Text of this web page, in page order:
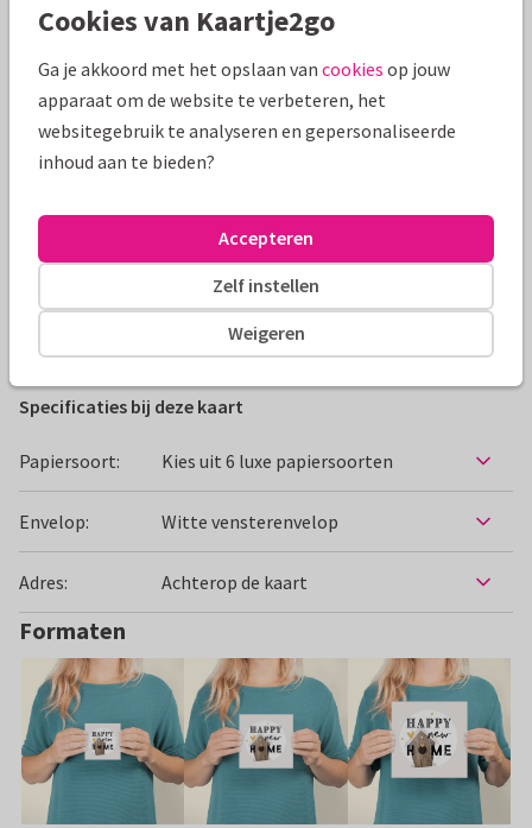
Productinformatie
Leuk wanneer iemand een nieuw huis heeft.
Alle kaarten zijn helemaal naar wens aan te passen
Paperhugs - by Lidy
Specificaties bij deze kaart
Papiersoort: Kies uit 6 luxe papiersoorten
Envelop: Witte vensterenvelop
Adres: Achterop de kaart
Formaten
Cookies van Kaartje2go
Ga je akkoord met het opslaan van cookies op jouw
apparaat om de website te verbeteren, het
websitegebruik te analyseren en gepersonaliseerde
inhoud aan te bieden?
Weigeren
Zelf instellen
Accepteren